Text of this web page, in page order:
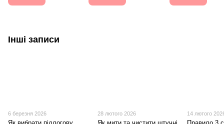
Інші записи
6 березня 2026 28 лютого 2026 14 лютого